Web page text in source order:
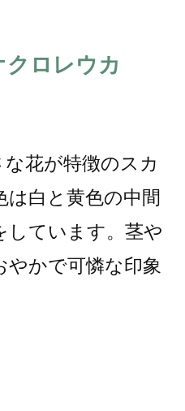
ロレウカ
花が特徴のスカ
は白と黄色の中間
しています。茎や
かで可憐な印象